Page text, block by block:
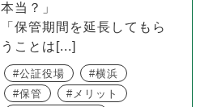
本当？」
「保管期間を延長してもら
うことは[...]
公証役場
横浜
保管
メリット